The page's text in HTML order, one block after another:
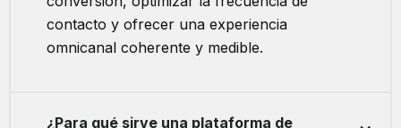
contacto y ofrecer una experiencia
omnicanal coherente y medible.
¿Para qué sirve una plataforma de